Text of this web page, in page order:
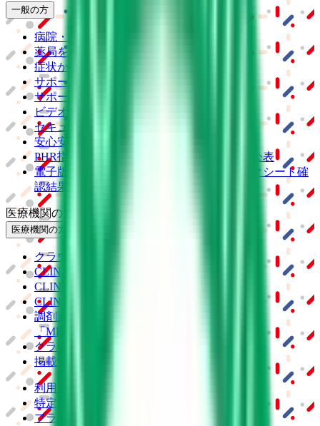
一般の方
病院・診療所をさがす
薬局をさがす
症状からさがす
サポート
サポート環境
ビデオ通話の事前テスト
セキュリティの取り組み
安心安全への取り組み
PHR指針に係るチェックシート確認結果の公表
電子版お薬手帳ガイドラインに係るチェックシート確
認結果の公表
医療機関の方
医療機関の方
クラウド診療
CLINICS予約
CLINICSオンライン診療
CLINICSカルテ
調剤薬局向け統合型クラウドソリューション
「MEDIXS」
クラウド歯科業務
掲載情報の修正・削除はこちら
利用規約
特定商取引法に基づく表記
プライバシーポリシー